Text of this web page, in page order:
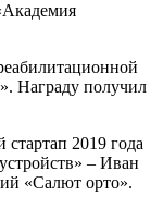
Награду получил
2019 года
– Иван
«Салют орто».